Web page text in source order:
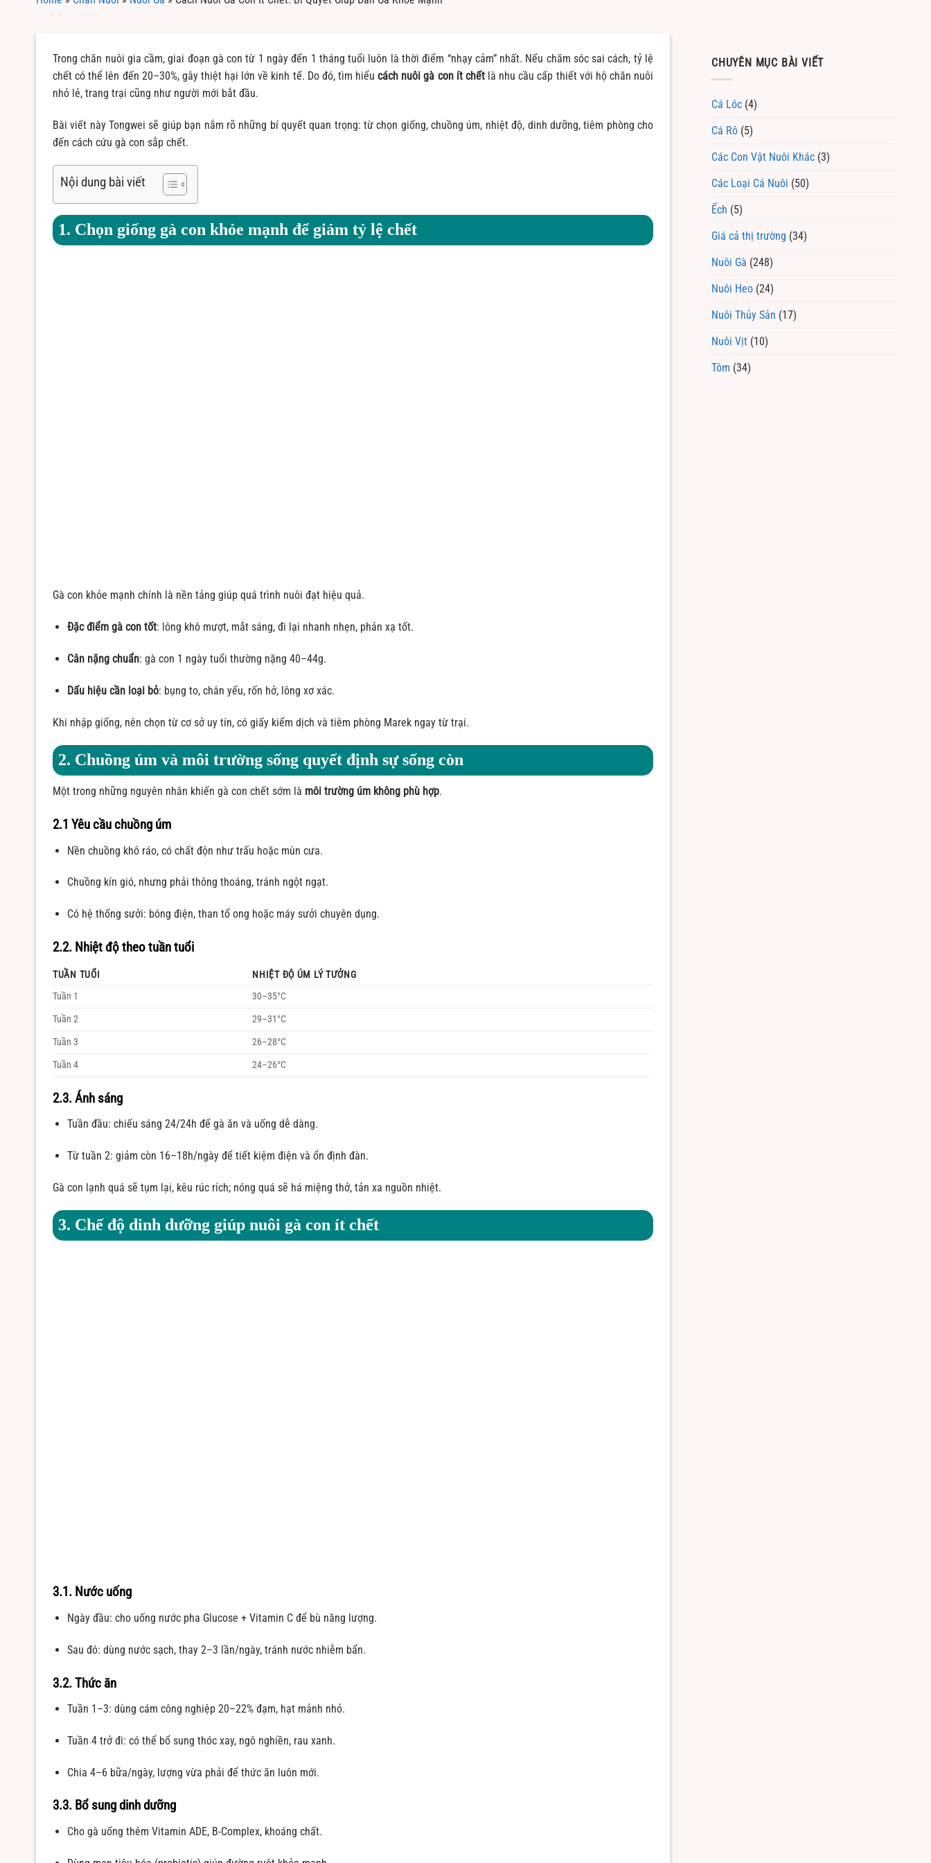
Trong chăn nuôi gia cầm, giai đoạn gà con từ 1 ngày đến 1 tháng tuổi luôn là thời điểm “nhạy cảm” nhất. Nếu chăm sóc sai cách, tỷ lệ
chết có thể lên đến 20–30%, gây thiệt hại lớn về kinh tế. Do đó, tìm hiểucách nuôi gà con ít chếtlà nhu cầu cấp thiết với hộ chăn nuôi
nhỏ lẻ, trang trại cũng như người mới bắt đầu.
Bài viết này Tongwei sẽ giúp bạn nắm rõ những bí quyết quan trọng: từ chọn giống, chuồng úm, nhiệt độ, dinh dưỡng, tiêm phòng cho
đến cách cứu gà con sắp chết.
Nội dung bài viết
1. Chọn giống gà con khỏe mạnh để giảm tỷ lệ chết
Gà con khỏe mạnh chính là nền tảng giúp quá trình nuôi đạt hiệu quả.
Đặc điểm gà con tốt: lông khô mượt, mắt sáng, đi lại nhanh nhẹn, phản xạ tốt.
Cân nặng chuẩn: gà con 1 ngày tuổi thường nặng 40–44g.
Dấu hiệu cần loại bỏ: bụng to, chân yếu, rốn hở, lông xơ xác.
Khi nhập giống, nên chọn từ cơ sở uy tín, có giấy kiểm dịch và tiêm phòng Marek ngay từ trại.
2. Chuồng úm và môi trường sống quyết định sự sống còn
Một trong những nguyên nhân khiến gà con chết sớm là môi trường úm không phù hợp.
2.1 Yêu cầu chuồng úm
Nền chuồng khô ráo, có chất độn như trấu hoặc mùn cưa.
Chuồng kín gió, nhưng phải thông thoáng, tránh ngột ngạt.
Có hệ thống sưởi: bóng điện, than tổ ong hoặc máy sưởi chuyên dụng.
2.2. Nhiệt độ theo tuần tuổi
TUẦN TUỔI
NHIỆT ĐỘ ÚM LÝ TƯỞNG
Tuần 1
30–35°C
Tuần 2
29–31°C
Tuần 3
26–28°C
Tuần 4
24–26°C
2.3. Ánh sáng
Tuần đầu: chiếu sáng 24/24h để gà ăn và uống dễ dàng.
Từ tuần 2: giảm còn 16–18h/ngày để tiết kiệm điện và ổn định đàn.
Gà con lạnh quá sẽ tụm lại, kêu rúc rích; nóng quá sẽ há miệng thở, tản xa nguồn nhiệt.
3. Chế độ dinh dưỡng giúp nuôi gà con ít chết
3.1. Nước uống
Ngày đầu: cho uống nước pha Glucose + Vitamin C để bù năng lượng.
Sau đó: dùng nước sạch, thay 2–3 lần/ngày, tránh nước nhiễm bẩn.
3.2. Thức ăn
Tuần 1–3: dùng cám công nghiệp 20–22% đạm, hạt mảnh nhỏ.
Tuần 4 trở đi: có thể bổ sung thóc xay, ngô nghiền, rau xanh.
Chia 4–6 bữa/ngày, lượng vừa phải để thức ăn luôn mới.
3.3. Bổ sung dinh dưỡng
Cho gà uống thêm Vitamin ADE, B-Complex, khoáng chất.
CHUYÊN MỤC BÀI VIẾT
Cá Lóc (4)
Cá Rô (5)
Các Con Vật Nuôi Khác (3)
Các Loại Cá Nuôi (50)
Ếch (5)
Giá cả thị trường (34)
Nuôi Gà (248)
Nuôi Heo (24)
Nuôi Thủy Sản (17)
Nuôi Vịt (10)
Tôm (34)